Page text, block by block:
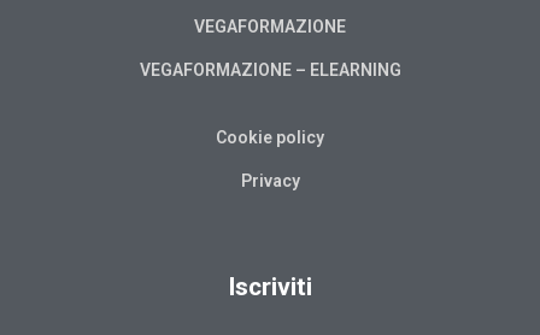
VEGAFORMAZIONE
VEGAFORMAZIONE – ELEARNING
Cookie policy
Privacy
Iscriviti